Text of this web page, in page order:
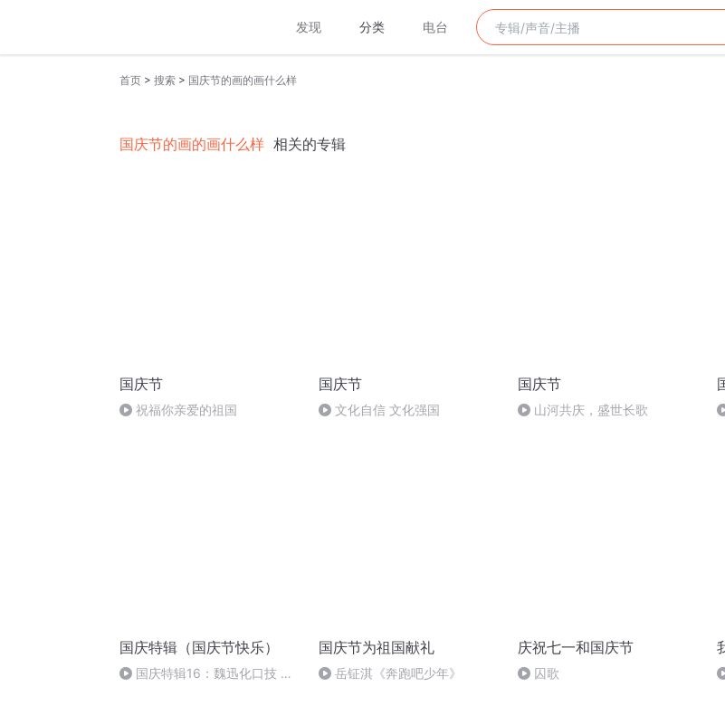
发现 分类 电台
首页 > 搜索 > 国庆节的画的画什么样
国庆节的画的画什么样 相关的专辑
国庆节
祝福你亲爱的祖国
国庆节
文化自信 文化强国
国庆节
山河共庆，盛世长歌
国庆特辑（国庆节快乐）
国庆特辑16：魏迅化口技 二
国庆节为祖国献礼
岳钲淇《奔跑吧少年》
庆祝七一和国庆节
囚歌